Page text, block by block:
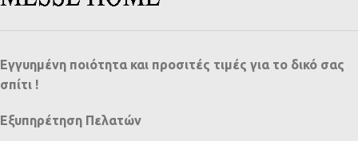
Εγγυημένη ποιότητα και προσιτές τιμές για το δικό σας
σπίτι !
Εξυπηρέτηση Πελατών